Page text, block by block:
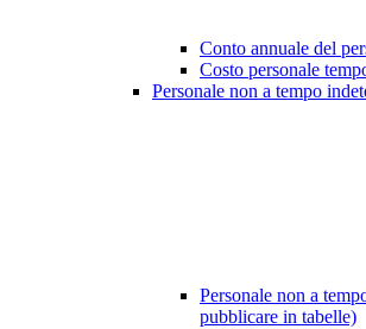
Conto annuale del
Costo personale
Personale non a tempo
Personale non a
pubblicare in tabelle)